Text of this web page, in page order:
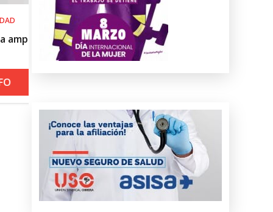
SALUD LABORAL
Procedimiento práctico ante alerta
roja por calor